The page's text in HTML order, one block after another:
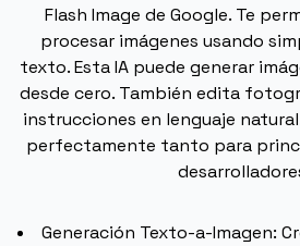
Flash Image de Google. Te
procesar imágenes usando
texto. Esta IA puede generar
desde cero. También edita
instrucciones en lenguaje
perfectamente tanto para
Generación Texto-a-Imagen: